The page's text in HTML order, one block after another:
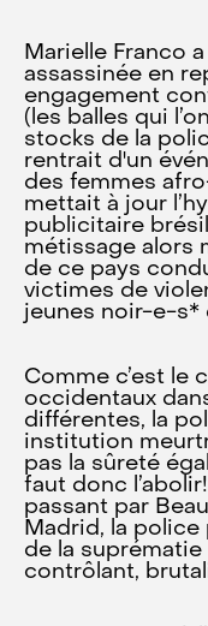
Marielle Franco
assassinée en
engagement
(les balles qui
stocks de la
rentrait d'un
des femmes
mettait à jour
publicitaire
métissage alors
de ce pays
victimes de
jeunes noir-e-s*
Comme c’est le
occidentaux
différentes, la
institution
pas la sûreté
faut donc
passant par
Madrid, la
de la
contrôlant,